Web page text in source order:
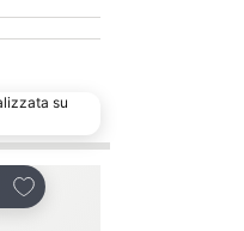
su
Aggiungi ai preferiti